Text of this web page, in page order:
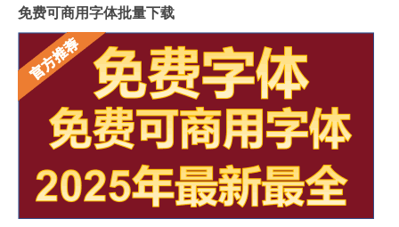
免费可商用字体批量下载